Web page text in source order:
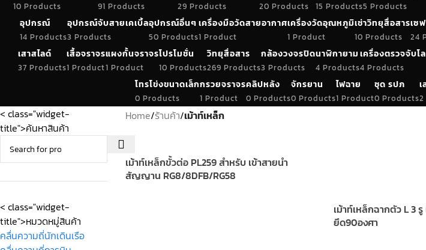
10 Products 91 Products 29 Products 20 Products 15 Products5 Products
อุปกรณ์
14 Products
อุปกรณ์จับสายเคเบิ้ล
3 Products
อุปกรณ์อื่นๆ
50 Products
เครื่องมือวัดสายอากาศ
1 Product
เครื่องวัดอุณหภูมิ
1 Product
เช่าวิทยุสื่อสาร
10 Products
เซ
24
เสาสไลด์
37 Products
เสื้อจราจร
1 Product
แผงกั้นจราจร
1 Product
โปรโมชั่น
10 Products
วิทยุสื่อสาร
269 Products
กล้องวงจรปิด
3 Products
นาฬิกายาม
4 Products
เครื่องตรวจจับโ
4 Products
โทรโข่งขนาดเล็ก
0 Products
กรวยจราจร
1 Product
คลิปหลัง
0 Products
จักรยาน
0 Products
ไฟฉาย
1 Product
ชุด รปภ
0 Products
< class="widget-
title">ค้นหาสินค้า
< class="widget-
title">หมวดหมู่สินค้า
คลื่นความถี่นักเดินเรือ
Home/ร้านค้า/เม้าท์เหล็ก
เม้าท์เหล็กขั้วต่อ PL259 สำหรับ เข้าสายนำ
สัญญาน RG8/8DFB/RG58
เม้าท์เหล็กฉากตัว L 3
ยึด90องศา